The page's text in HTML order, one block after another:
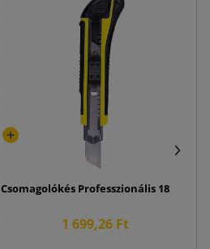
Csomagolókés Professzionális 18 mm
1 699,26 Ft